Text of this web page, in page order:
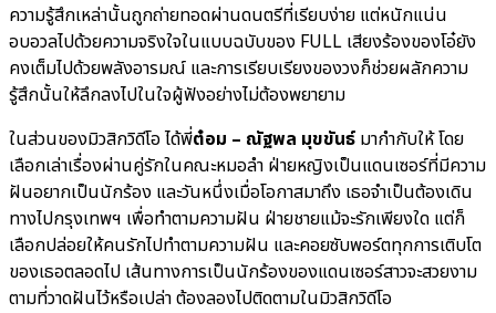
ความรู้สึกเหล่านั้นถูกถ่ายทอดผ่านดนตรีที่เรียบง่าย แต่หนักแน่น
อบอวลไปด้วยความจริงใจในแบบฉบับของ FULL เสียงร้องของโอ๋ยัง
คงเต็มไปด้วยพลังอารมณ์ และการเรียบเรียงของวงก็ช่วยผลักความ
รู้สึกนั้นให้ลึกลงไปในใจผู้ฟังอย่างไม่ต้องพยายาม
ในส่วนของมิวสิกวิดีโอ ได้พี่ต๋อม – ณัฐพล มุขขันธ์ มากำกับให้ โดย
เลือกเล่าเรื่องผ่านคู่รักในคณะหมอลำ ฝ่ายหญิงเป็นแดนเซอร์ที่มีความ
ฝันอยากเป็นนักร้อง และวันหนึ่งเมื่อโอกาสมาถึง เธอจำเป็นต้องเดิน
ทางไปกรุงเทพฯ เพื่อทำตามความฝัน ฝ่ายชายแม้จะรักเพียงใด แต่ก็
เลือกปล่อยให้คนรักไปทำตามความฝัน และคอยซับพอร์ตทุกการเติบโต
ของเธอตลอดไป เส้นทางการเป็นนักร้องของแดนเซอร์สาวจะสวยงาม
ตามที่วาดฝันไว้หรือเปล่า ต้องลองไปติดตามในมิวสิกวิดีโอ